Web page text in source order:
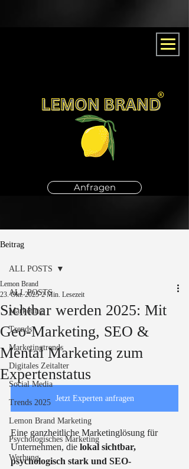
Anfragen
Beitrag
ALL POSTS
Marketing
Trends
Marketingtrends
Digitales Zeitalter
Social Media
Trends 2025
Lemon Brand Marketing
Psychologisches Marketing
Werbung
ALL POSTS
Sichtbar werden 2025: Mit
Geo-Marketing, SEO &
Mental Marketing zum
Expertenstatus
Lemon Brand
23. Okt. 2025 2 Min. Lesezeit
Jetzt Experten anfragen
Eine ganzheitliche Marketinglösung für
Unternehmen, die lokal sichtbar,
psychologisch stark und SEO-